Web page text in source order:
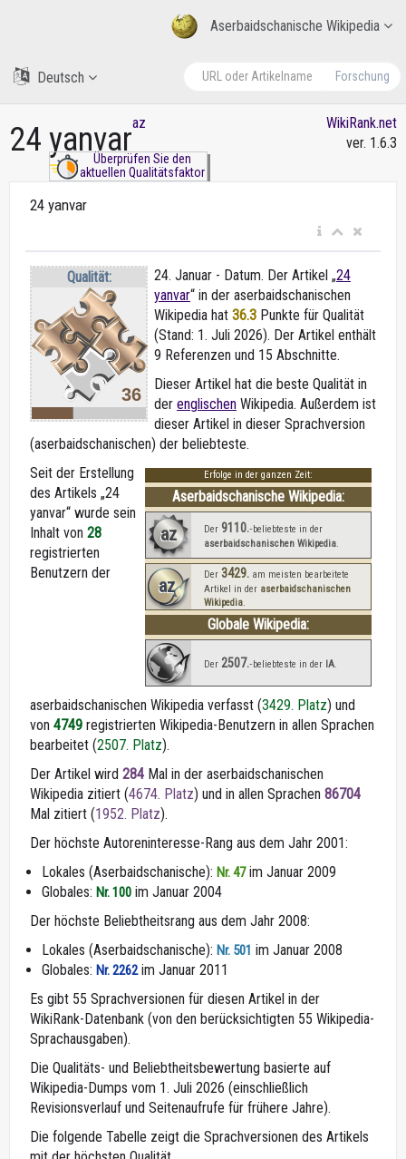
Aserbaidschanische Wikipedia
Forschung
Deutsch
24 yanvaraz
Überprüfen Sie den
aktuellen Qualitätsfaktor
WikiRank.net
ver. 1.6.3
24 yanvar
Qualität:
36
24. Januar - Datum. Der Artikel „24
yanvar“ in der aserbaidschanischen
Wikipedia hat 36.3 Punkte für Qualität
(Stand: 1. Juli 2026). Der Artikel enthält
9 Referenzen und 15 Abschnitte.
Dieser Artikel hat die beste Qualität in
der englischen Wikipedia. Außerdem ist
dieser Artikel in dieser Sprachversion
(aserbaidschanischen) der beliebteste.
Erfolge in der ganzen Zeit:
Aserbaidschanische Wikipedia:
az Der 9110.‑beliebteste in der
aserbaidschanischen Wikipedia.
az
Der 3429. am meisten bearbeitete
Artikel in der aserbaidschanischen
Wikipedia
Globale Wikipedia:
Der 2507.‑beliebteste in der IA
Seit der Erstellung
des Artikels „24
yanvar“ wurde sein
Inhalt von 28
registrierten
Benutzern der
aserbaidschanischen Wikipedia verfasst (3429. Platz) und
von 4749 registrierten Wikipedia-Benutzern in allen Sprachen
bearbeitet (2507. Platz).
Der Artikel wird 284 Mal in der aserbaidschanischen
Wikipedia zitiert (4674. Platz) und in allen Sprachen 86704
Mal zitiert (1952. Platz).
Der höchste Autoreninteresse-Rang aus dem Jahr 2001:
Lokales (Aserbaidschanische): Nr. 47im Januar 2009
Globales: Nr. 100 im Januar 2004
Der höchste Beliebtheitsrang aus dem Jahr 2008:
Lokales (Aserbaidschanische): Nr. 501 im Januar 2008
Globales: Nr. 2262im Januar 2011
Es gibt 55 Sprachversionen für diesen Artikel in der
WikiRank-Datenbank (von den berücksichtigten 55 Wikipedia-
Sprachausgaben).
Die Qualitäts- und Beliebtheitsbewertung basierte auf
Wikipedia-Dumps vom 1. Juli 2026 (einschließlich
Revisionsverlauf und Seitenaufrufe für frühere Jahre).
Die folgende Tabelle zeigt die Sprachversionen des Artikels